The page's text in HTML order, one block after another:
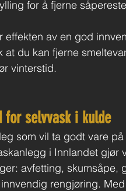
for å fjerne
effekten av en god
at du kan fjerne
vinterstid.
for selvvask i kulde
som vil ta godt vare
i Innlandet
avfetting,
rengjøring.